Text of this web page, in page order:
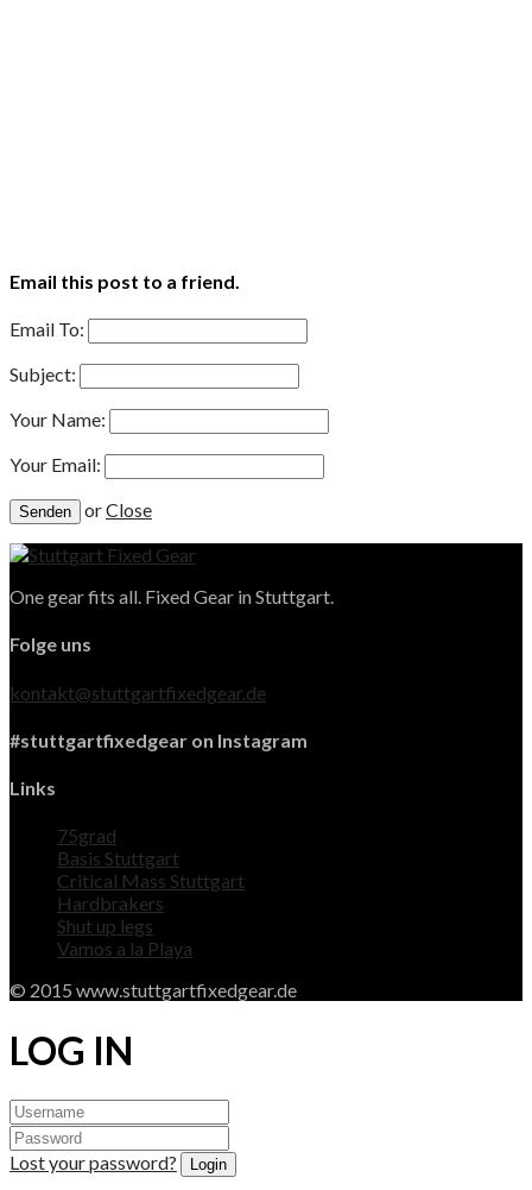
Email this post to a friend.
Email To:
Subject:
Your Name:
Your Email:
orClose
One gear fits all. Fixed Gear in Stuttgart.
Folge uns
kontakt@stuttgartfixedgear.de
#stuttgartfixedgear on Instagram
Links
75grad
Basis Stuttgart
Critical Mass Stuttgart
Hardbrakers
Shut up legs
Vamos a la Playa
© 2015 www.stuttgartfixedgear.de
LOG IN
Lost your password?